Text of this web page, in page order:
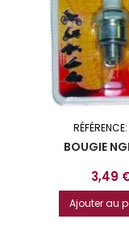
RÉFÉRENCE:
BOUGIE
Prix
3,49
Ajouter au